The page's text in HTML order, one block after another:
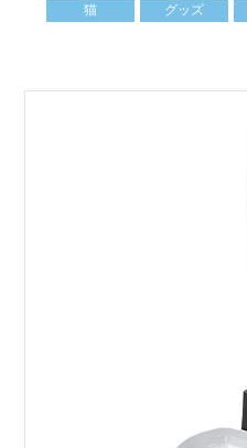
採用情報
猫 グッズ